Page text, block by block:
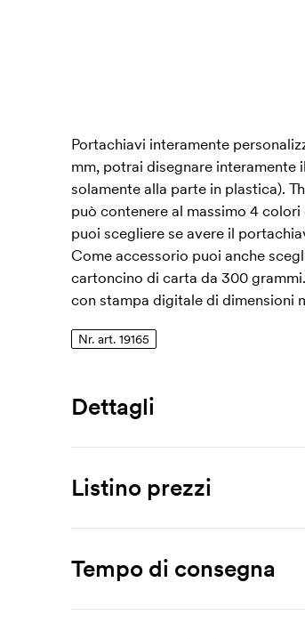
Portachiavi interamente
mm, potrai disegnare
solamente alla parte in plastica).
può contenere al massimo 4
puoi scegliere se avere il
Come accessorio puoi anche
cartoncino di carta da 300
con stampa digitale di dimensioni
Nr. art. 19165
Dettagli
Misura
40 x 40 x 6 mm
Materiale
metallo, PVC
Listino prezzi
Prodotto 250 pz
Thron
1,65
Tempo di consegna